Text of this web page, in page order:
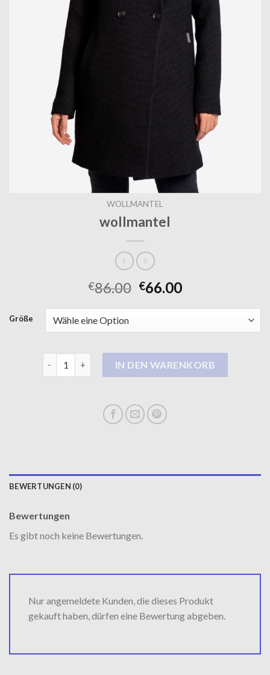
WOLLMANTEL
wollmantel
€86.00 €66.00
Größe
IN DEN WARENKORB
BEWERTUNGEN (0)
Bewertungen
Es gibt noch keine Bewertungen.
Nur angemeldete Kunden, die dieses Produkt
gekauft haben, dürfen eine Bewertung abgeben.